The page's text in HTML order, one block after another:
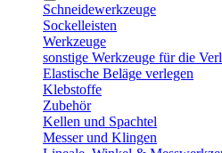
Schneidewerkzeuge
Sockelleisten
Werkzeuge
sonstige Werkzeuge für die
Elastische Beläge verlegen
Klebstoffe
Zubehör
Kellen und Spachtel
Messer und Klingen